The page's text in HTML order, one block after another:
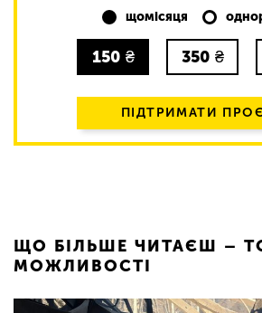
щомісяця
150 ₴ 350 ₴
ПІДТРИМАТИ
ЩО БІЛЬШЕ ЧИТАЄШ –
МОЖЛИВОСТІ